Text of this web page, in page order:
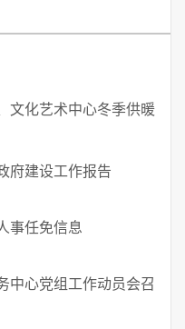
文化艺术中心冬季供暖
府建设工作报告
事任免信息
中心党组工作动员会召